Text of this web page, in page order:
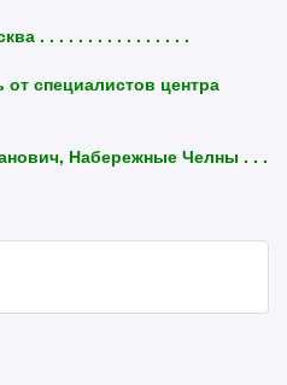
. . . . . . . . . . . . . . . .
специалистов центра
Набережные Челны . . .